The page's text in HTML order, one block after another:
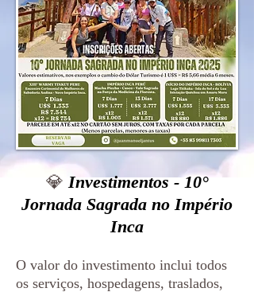
💎Investimentos - 10°
Jornada Sagrada no Império
Inca
O valor do investimento inclui todos
os serviços, hospedagens, traslados,